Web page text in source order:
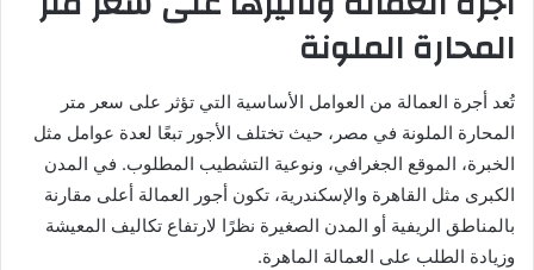
المحارة الملونة
تُعد أجرة العمالة من العوامل الأساسية التي تؤثر على سعر متر
المحارة الملونة في مصر، حيث تختلف الأجور تبعًا لعدة عوامل مثل
الخبرة، الموقع الجغرافي، ونوعية التشطيب المطلوب. في المدن
الكبرى مثل القاهرة والإسكندرية، تكون أجور العمالة أعلى مقارنة
بالمناطق الريفية أو المدن الصغيرة نظرًا لارتفاع تكاليف المعيشة
وزيادة الطلب على العمالة الماهرة.